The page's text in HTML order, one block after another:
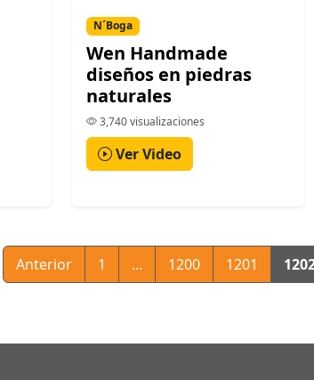
N´Boga
Wen Handmade
diseños en piedras
naturales
3,740 visualizaciones
Ver Video
Anterior 1 ... 1200 1201